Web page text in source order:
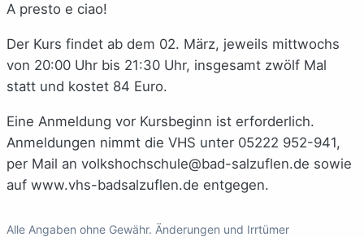
A presto e ciao!
Der Kurs findet ab dem 02. März, jeweils mittwochs
von 20:00 Uhr bis 21:30 Uhr, insgesamt zwölf Mal
statt und kostet 84 Euro.
Eine Anmeldung vor Kursbeginn ist erforderlich.
Anmeldungen nimmt die VHS unter 05222 952-941,
per Mail an volkshochschule@bad-salzuflen.de sowie
auf www.vhs-badsalzuflen.de entgegen.
Alle Angaben ohne Gewähr. Änderungen und Irrtümer